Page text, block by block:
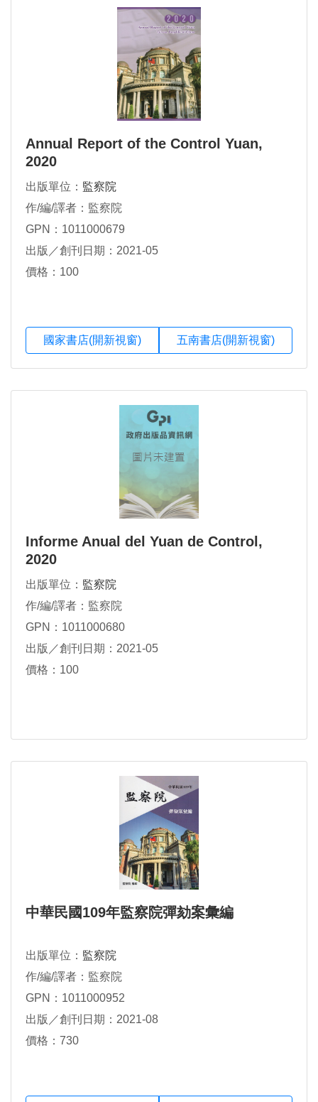
Annual Report of the Control Yuan,
2020
出版單位： 監察院
作/編/譯者：監察院
GPN：1011000679
出版／創刊日期：2021-05
價格：100
國家書店(開新視窗) 五南書店(開新視窗)
Informe Anual del Yuan de Control,
2020
出版單位： 監察院
作/編/譯者：監察院
GPN：1011000680
出版／創刊日期：2021-05
價格：100
中華民國109年監察院彈劾案彙編
出版單位： 監察院
作/編/譯者：監察院
GPN：1011000952
出版／創刊日期：2021-08
價格：730